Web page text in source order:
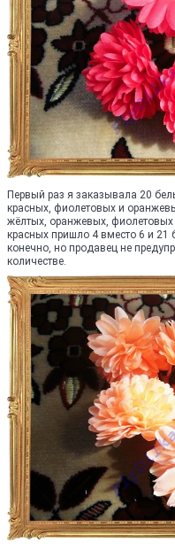
Первый раз я заказывала 20
красных, фиолетовых и
жёлтых, оранжевых,
красных пришло 4 вместо 6 и 21
конечно, но продавец не
количестве.